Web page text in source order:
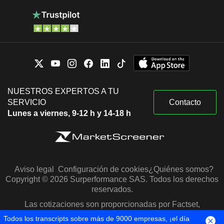
NUESTROS EXPERTOS A TU
SERVICIO
Lunes a viernes, 9-12 h y 14-18 h
Contacto
Aviso legal Configuración de cookies¿Quiénes somos?
Copyright © 2026 Surperformance SAS. Todos los derechos
reservados.
Las cotizaciones son proporcionadas por Factset,
Morningstar y S&P Capital IQ
Todos los transcripts sobre más de 9000 empresas, ¡el día